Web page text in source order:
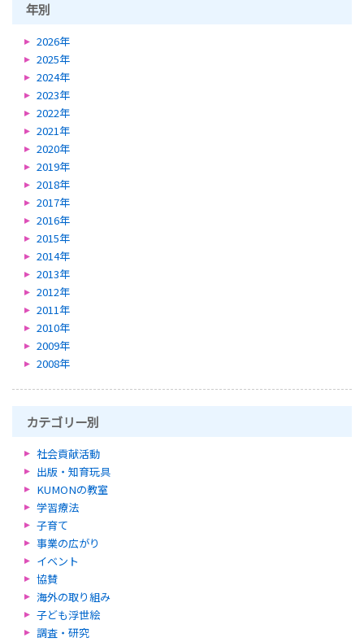
年別
2026年
2025年
2024年
2023年
2022年
2021年
2020年
2019年
2018年
2017年
2016年
2015年
2014年
2013年
2012年
2011年
2010年
2009年
2008年
カテゴリー別
社会貢献活動
出版・知育玩具
KUMONの教室
学習療法
子育て
事業の広がり
イベント
協賛
海外の取り組み
子ども浮世絵
調査・研究